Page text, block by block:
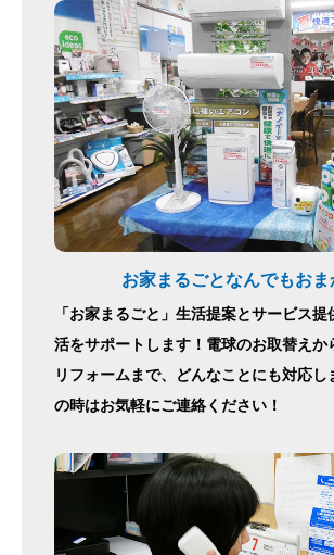
お家まるごとなんでもお
「お家まるごと」生活提案とサービス
活をサポートします！電球のお取替えか
リフォームまで、どんなことにも対応し
の時はお気軽にご連絡ください！